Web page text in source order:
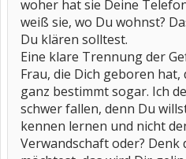
woher hat sie Deine
weiß sie, wo Du wohnst?
Du klären solltest.
Eine klare Trennung der
Frau, die Dich geboren
ganz bestimmt sogar. Ich
schwer fallen, denn Du
kennen lernen und nicht
Verwandschaft oder? Denk